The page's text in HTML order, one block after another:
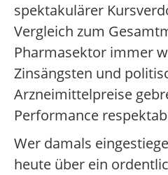
spektakulärer
Vergleich zum
Pharmasektor immer
Zinsängsten und
Arzneimittelpreise
Performance
Wer damals
heute über ein